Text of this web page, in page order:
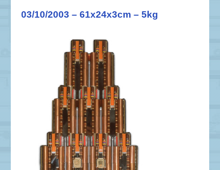
03/10/2003 – 61x24x3cm – 5kg